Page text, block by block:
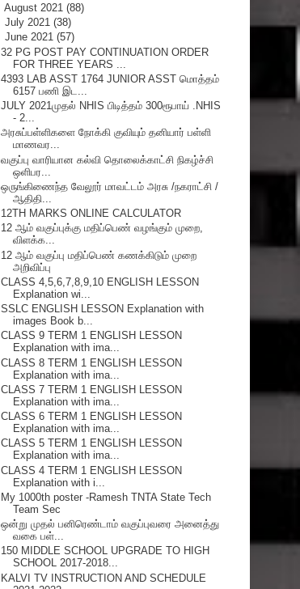
August 2021 (88)
July 2021 (38)
June 2021 (57)
32 PG POST PAY CONTINUATION ORDER
FOR THREE YEARS ...
4393 LAB ASST 1764 JUNIOR ASST மொத்தம்
6157 பணி இட...
JULY 2021முதல் NHIS பிடித்தம் 300ரூபாய் .NHIS
- 2...
அரசுப்பள்ளிகளை நோக்கி குவியும் தனியார் பள்ளி
மாணவர...
வகுப்பு வாரியான கல்வி தொலைக்காட்சி நிகழ்ச்சி
ஒளிபர...
ஒருங்கிணைந்த வேலூர் மாவட்டம் அரசு /நகராட்சி /
ஆதிதி...
12TH MARKS ONLINE CALCULATOR
12 ஆம் வகுப்புக்கு மதிப்பெண் வழங்கும் முறை,
விளக்க...
12 ஆம் வகுப்பு மதிப்பெண் கணக்கிடும் முறை
அறிவிப்பு
CLASS 4,5,6,7,8,9,10 ENGLISH LESSON
Explanation wi...
SSLC ENGLISH LESSON Explanation with
images Book b...
CLASS 9 TERM 1 ENGLISH LESSON
Explanation with ima...
CLASS 8 TERM 1 ENGLISH LESSON
Explanation with ima...
CLASS 7 TERM 1 ENGLISH LESSON
Explanation with ima...
CLASS 6 TERM 1 ENGLISH LESSON
Explanation with ima...
CLASS 5 TERM 1 ENGLISH LESSON
Explanation with ima...
CLASS 4 TERM 1 ENGLISH LESSON
Explanation with i...
My 1000th poster -Ramesh TNTA State Tech
Team Sec
ஒன்று முதல் பனிரெண்டாம் வகுப்புவரை அனைத்து
வகை பள்...
150 MIDDLE SCHOOL UPGRADE TO HIGH
SCHOOL 2017-2018...
KALVI TV INSTRUCTION AND SCHEDULE